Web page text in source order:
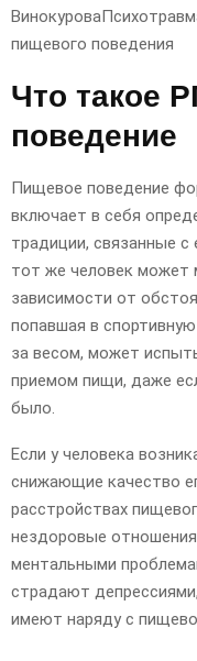
пищевого поведения
Что такое
поведение
Пищевое поведение
включает в себя
традиции, связанные
тот же человек может
зависимости от
попавшая в
за весом, может
приемом пищи, даже
было.
Если у человека
снижающие качество
расстройствах
нездоровые
ментальными
страдают
имеют наряду с